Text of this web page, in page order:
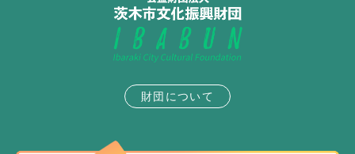
財団について